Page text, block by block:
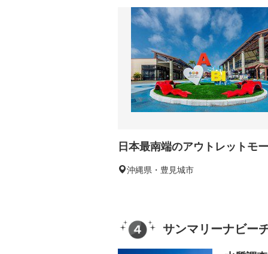
日本最南端のアウトレットモ
沖縄県・豊見城市
サンマリーナビー